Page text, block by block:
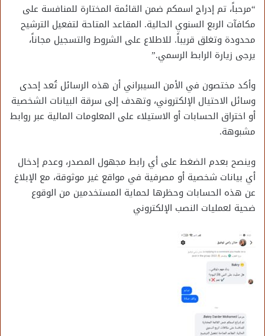
“مرحباً، تم إدراج اسمكم ضمن القائمة المختارة للمنافسة على
مكافآت الربع السنوي الحالية. المقاعد المتاحة لتفعيل الترشيح
محدودة وتغلق قريباً. للاطلاع على الشروط والتسجيل مجاناً،
يرجى زيارة الرابط الرسمي.”
وأكد مختصون في الأمن السيبراني أن هذه الرسائل تُعد إحدى
وسائل الاحتيال الإلكتروني، وتهدف إلى سرقة البيانات الشخصية
أو اختراق الحسابات أو الاستيلاء على المعلومات المالية عبر روابط
مشبوهة.
وينصح بعدم الضغط على أي رابط مجهول المصدر، وعدم إدخال
أي بيانات شخصية أو مصرفية في مواقع غير موثوقة، مع الإبلاغ
عن هذه الحسابات وحظرها لحماية المستخدمين من الوقوع
ضحية لعمليات النصب الإلكتروني